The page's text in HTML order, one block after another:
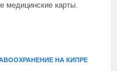
медицинские карты.
НА КИПРЕ